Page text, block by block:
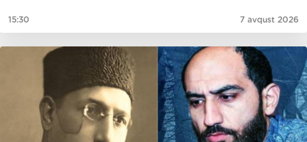
15:30 7 avqust 2026